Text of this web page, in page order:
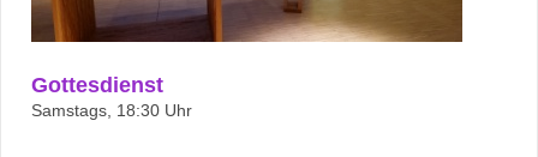
Gottesdienst
Samstags, 18:30 Uhr